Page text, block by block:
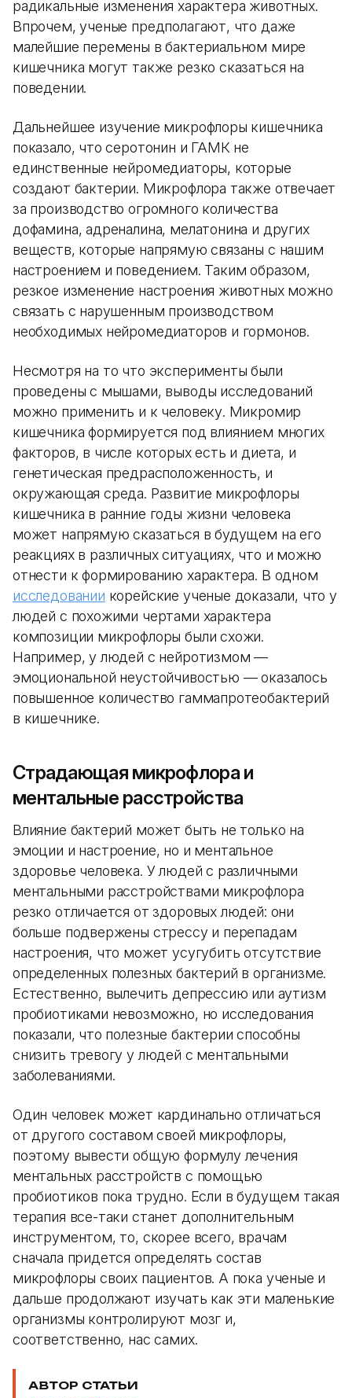
радикальные изменения характера животных.
Впрочем, ученые предполагают, что даже
малейшие перемены в бактериальном мире
кишечника могут также резко сказаться на
поведении.
Дальнейшее изучение микрофлоры кишечника
показало, что серотонин и ГАМК не
единственные нейромедиаторы, которые
создают бактерии. Микрофлора также отвечает
за производство огромного количества
дофамина, адреналина, мелатонина и других
веществ, которые напрямую связаны с нашим
настроением и поведением. Таким образом,
резкое изменение настроения животных можно
связать с нарушенным производством
необходимых нейромедиаторов и гормонов.
Несмотря на то что эксперименты были
проведены с мышами, выводы исследований
можно применить и к человеку. Микромир
кишечника формируется под влиянием многих
факторов, в числе которых есть и диета, и
генетическая предрасположенность, и
окружающая среда. Развитие микрофлоры
кишечника в ранние годы жизни человека
может напрямую сказаться в будущем на его
реакциях в различных ситуациях, что и можно
отнести к формированию характера. В одном
исследовании корейские ученые доказали, что у
людей с похожими чертами характера
композиции микрофлоры были схожи.
Например, у людей с нейротизмом —
эмоциональной неустойчивостью — оказалось
повышенное количество гаммапротеобактерий
в кишечнике.
Страдающая микрофлора и
ментальные расстройства
Влияние бактерий может быть не только на
эмоции и настроение, но и ментальное
здоровье человека. У людей с различными
ментальными расстройствами микрофлора
резко отличается от здоровых людей: они
больше подвержены стрессу и перепадам
настроения, что может усугубить отсутствие
определенных полезных бактерий в организме.
Естественно, вылечить депрессию или аутизм
пробиотиками невозможно, но исследования
показали, что полезные бактерии способны
снизить тревогу у людей с ментальными
заболеваниями.
Один человек может кардинально отличаться
от другого составом своей микрофлоры,
поэтому вывести общую формулу лечения
ментальных расстройств с помощью
пробиотиков пока трудно. Если в будущем такая
терапия все-таки станет дополнительным
инструментом, то, скорее всего, врачам
сначала придется определять состав
микрофлоры своих пациентов. А пока ученые и
дальше продолжают изучать как эти маленькие
организмы контролируют мозг и,
соответственно, нас самих.
АВТОР СТАТЬИ